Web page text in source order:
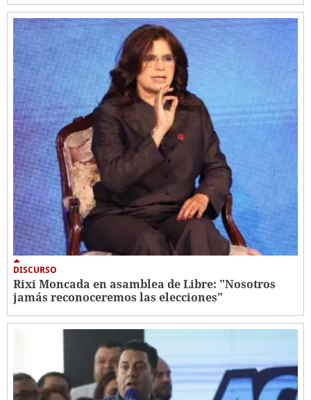
DISCURSO
Rixi Moncada en asamblea de Libre: "Nosotros
jamás reconoceremos las elecciones"